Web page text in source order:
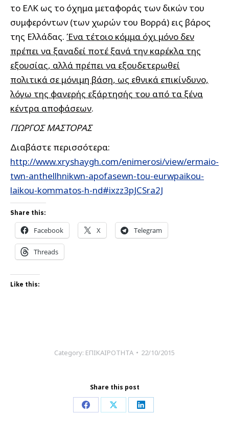
το ΕΛΚ ως το όχημα μεταφοράς των δικών του
συμφερόντων (των χωρών του Βορρά) εις βάρος
της Ελλάδας. Ένα τέτοιο κόμμα όχι μόνο δεν
πρέπει να ξαναδεί ποτέ ξανά την καρέκλα της
εξουσίας, αλλά πρέπει να εξουδετερωθεί
πολιτικά σε μόνιμη βάση, ως εθνικά επικίνδυνο,
λόγω της φανερής εξάρτησής του από τα ξένα
κέντρα αποφάσεων.
ΓΙΩΡΓΟΣ ΜΑΣΤΟΡΑΣ
Διαβάστε περισσότερα:
http://www.xryshaygh.com/enimerosi/view/ermaio-
twn-anthellhnikwn-apofasewn-tou-eurwpaikou-
laikou-kommatos-h-nd#ixzz3pJCSra2J
Share this:
Facebook X Telegram
Threads
Like this:
Category: ΕΠΙΚΑΙΡΟΤΗΤΑ 22/10/2015
Share this post
Share Share Share